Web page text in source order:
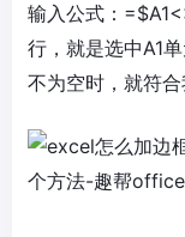
输入公式：
行，就是选中A1
不为空时，就符